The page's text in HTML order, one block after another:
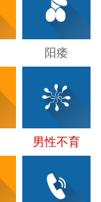
阳痿
男性不育